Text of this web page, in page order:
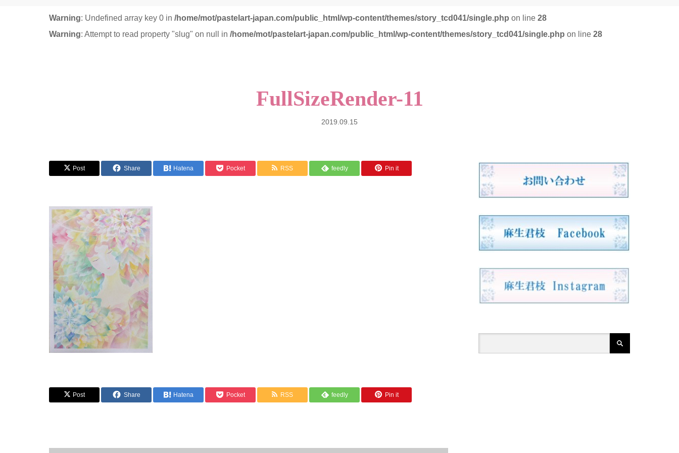
Warning: Undefined array key 0 in /home/mot/pastelart-japan.com/public_html/wp-content/themes/story_tcd041/single.php on line 28
Warning: Attempt to read property "slug" on null in /home/mot/pastelart-japan.com/public_html/wp-content/themes/story_tcd041/single.php on line 28
FullSizeRender-11
2019.09.15
Post Share Hatena Pocket RSS feedly Pin it
Post Share Hatena Pocket RSS feedly Pin it